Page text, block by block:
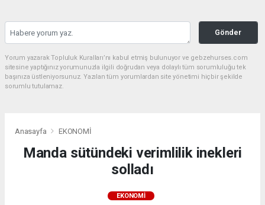
Gönder
Yorum yazarak Topluluk Kuralları’nı kabul etmiş bulunuyor ve gebzehurses.com
sitesine yaptığınız yorumunuzla ilgili doğrudan veya dolaylı tüm sorumluluğu tek
başınıza üstleniyorsunuz. Yazılan tüm yorumlardan site yönetimi hiçbir şekilde
sorumlu tutulamaz.
Anasayfa EKONOMİ
Manda sütündeki verimlilik inekleri
solladı
EKONOMİ